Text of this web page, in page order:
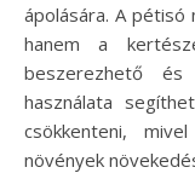
ápolására. A pétisó
hanem a
beszerezhető
használata
csökkenteni,
növények